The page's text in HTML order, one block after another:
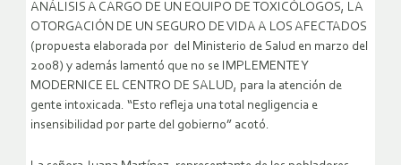
ANÁLISIS A CARGO DE UN EQUIPO DE TOXICÓLOGOS, LA
OTORGACIÓN DE UN SEGURO DE VIDA A LOS AFECTADOS
(propuesta elaborada por del Ministerio de Salud en marzo del
2008) y además lamentó que no se IMPLEMENTE Y
MODERNICE EL CENTRO DE SALUD, para la atención de
gente intoxicada. “Esto refleja una total negligencia e
insensibilidad por parte del gobierno” acotó.